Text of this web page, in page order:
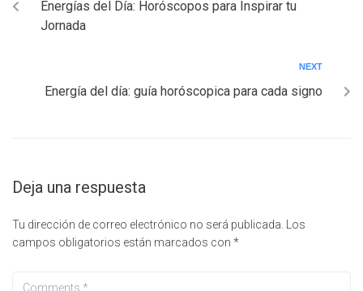
Energías del Día: Horóscopos para Inspirar tu
Jornada
NEXT
Energía del día: guía horóscopica para cada signo
Deja una respuesta
Tu dirección de correo electrónico no será publicada.
Los
campos obligatorios están marcados con *